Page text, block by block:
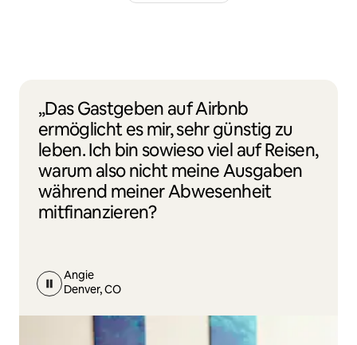
„Das Gastgeben auf Airbnb
ermöglicht es mir, sehr günstig zu
leben. Ich bin sowieso viel auf Reisen,
warum also nicht meine Ausgaben
während meiner Abwesenheit
mitfinanzieren?
Angie
Denver, CO